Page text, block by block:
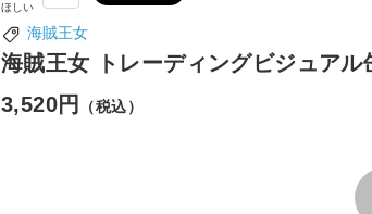
海賊王女
海賊王女 トレーディングビジュアル
3,520円
（税込）